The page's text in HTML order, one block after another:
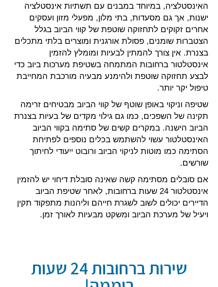
האינסטלציה, במיוחד במבנים עם תשתיות אינסטלציה
ישנות, אך גם מסעדות, בתי מלון, מפעלי מזון ועסקים
אחרים זקוקים לתחזוקה שוטפת של קווי הביוב בגלל
הצטברות שומנים, פסולת אורגנית ומוצרים בלתי מתכלים
בצנרת. אין צורך להמתין לבעיות ומומלץ להזמין
אינסטלטור ברחובות המתמחה בשטיפת מערכות ביוב כדי
לבצע תחזוקה שוטפת ולהימנע מבעיה מורכבת המחייבת
טיפול יקר יותר.
שטיפה וניקוי באופן שוטף של קווי הביוב מבטיחים זרימה
תקינה של השפכים, כמו גם גילוי מקדים של בעיות בצנרת
הביוב הישנה. במקרים קשים של סתימה בקווי הביוב
האינסטלטור עשוי להשתמש בכלים נוספים לפתיחת
הסתימה כמו מוטות לניקוי הביוב ורובוט ייעודי לחיתוך
שורשים.
אם סובלים מסתימה קשה שאינה סובלת דיחוי יש להזמין
אינסטלטור 24 שעות ברחובות, לאחר שטיפת הביוב
הדיירים יכולים לשוב לשגרת חייהם וליהנות מתפקוד תקין
ויעיל של מערכת הביוב ומשקט מבעיות לאורך זמן.
שירות ברחובות 24 שעות